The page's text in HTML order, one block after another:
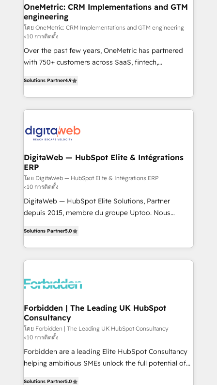
integrations 🤖 AI workflows & enrichment 📘 Team
enablement & company-wide adoption We create
HubSpot environments that teams use with
confidence and that leadership can rely on for
scalable revenue insights.
OneMetric: CRM Implementations and GTM
engineering
โดย OneMetric: CRM Implementations and GTM engineering
<10 การติดตั้ง
Over the past few years, OneMetric has partnered
with 750+ customers across SaaS, fintech,
150+ HubSpot-certified experts, we deliver scalable
solutions to complex GTM and RevOps challenges.
Our Expertise 🔹 Onboarding & Implementation:
tailored to your GTM motion. 🔹 Migrations: Move
downtime. 🔹 RevOps Strategy: Align teams,
processes, and data to drive revenue efficiency. 🔹
Integrations: Connect HubSpot with your tech stack
for better adoption. 🔹 Custom Solutions: Build
tailored apps, workflows, and configurations. We are
SOC 2 Type II and ISO 27001 certified, reinforcing
OneMetric that matters most: revenue.
Solutions Partner4.9
DigitaWeb — HubSpot Elite & Intégrations
ERP
โดย DigitaWeb — HubSpot Elite & Intégrations ERP
<10 การติดตั้ง
DigitaWeb — HubSpot Elite Solutions, Partner
depuis 2015, membre du groupe Uptoo. Nous
Ventes et Service sur HubSpot grâce à la Revenue
Architecture : alignement des équipes, pipeline
prévisible, croissance mesurable. 🔌 Intégrations
Dynamics..), VOIP (Aircall, Ringover, Modjo), Shopify,
Extensions (React), Serverless Node.js, Custom
Objects, thèmes HubL, agents IA & Breeze AI. 🎯
Secteurs : Industrie, Distribution B2B, SaaS, Services
B2B, Immobilier, Viticulture, Finance. 🚀 Nos livrables
: migration sécurisée, implémentation Marketing +
Sales + Service Hub, synchronisation ERP ↔
Solutions Partner5.0
Forbidden | The Leading UK HubSpot
Consultancy
โดย Forbidden | The Leading UK HubSpot Consultancy
<10 การติดตั้ง
Forbidden are a leading Elite HubSpot Consultancy
helping ambitious SMEs unlock the full potential of
Solutions Partner5.0